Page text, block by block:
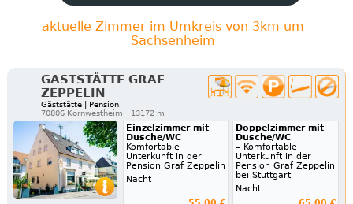
aktuelle Zimmer im Umkreis von 3km um
Sachsenheim
GASTSTÄTTE GRAF
ZEPPELIN
Gäststätte | Pension
70806 Kornwestheim
13172 m
Einzelzimmer mit
Dusche/WC
Komfortable
Unterkunft in der
Pension Graf Zeppelin
Nacht
Doppelzimmer mit
Dusche/WC
– Komfortable
Unterkunft in der
Pension Graf Zeppelin
bei Stuttgart
Nacht